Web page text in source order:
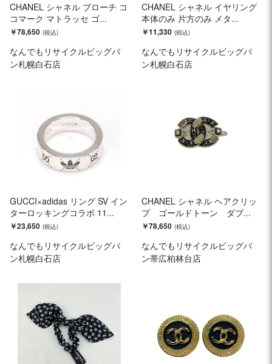
CHANEL シャネル ブローチ コ
コマーク マトラッセ ゴ...
￥78,650
なんでもリサイクルビッグバ
ン札幌白石店
CHANEL シャネル イヤリング
本体のみ 片方のみ メタ...
￥11,330
なんでもリサイクルビッグバ
ン札幌白石店
GUCCI×adidas リング SV イン
ターロッキングコラボ 11...
￥23,650
なんでもリサイクルビッグバ
ン札幌白石店
CHANEL シャネル ヘアクリッ
プ ゴールドトーン ダブ...
￥78,650
なんでもリサイクルビッグバ
ン帯広柏林台店